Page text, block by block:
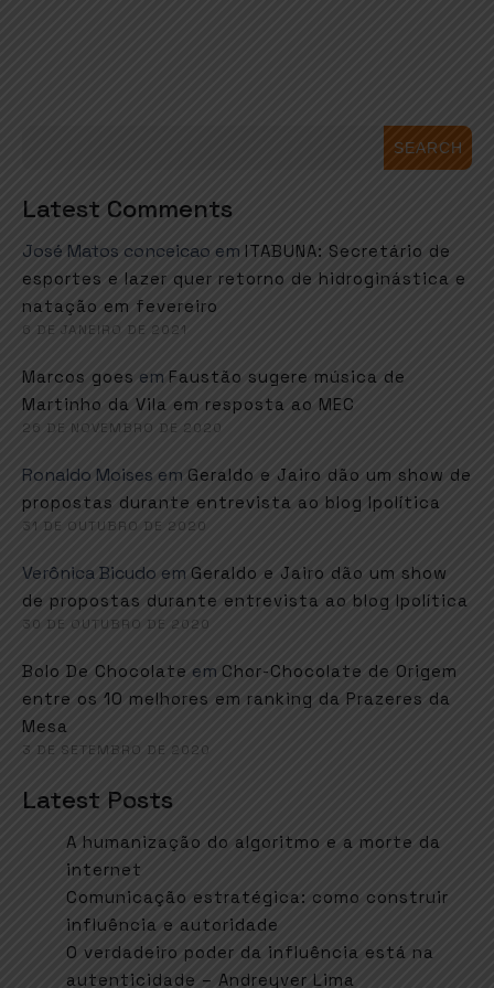
SEARCH
Latest Comments
José Matos conceicao em ITABUNA: Secretário de
esportes e lazer quer retorno de hidroginástica e
natação em fevereiro
6 DE JANEIRO DE 2021
Marcos goes em Faustão sugere música de
Martinho da Vila em resposta ao MEC
26 DE NOVEMBRO DE 2020
Ronaldo Moises em Geraldo e Jairo dão um show de
propostas durante entrevista ao blog Ipolítica
31 DE OUTUBRO DE 2020
Verônica Bicudo em Geraldo e Jairo dão um show
de propostas durante entrevista ao blog Ipolítica
30 DE OUTUBRO DE 2020
Bolo De Chocolate em Chor-Chocolate de Origem
entre os 10 melhores em ranking da Prazeres da
Mesa
3 DE SETEMBRO DE 2020
Latest Posts
A humanização do algoritmo e a morte da
internet
Comunicação estratégica: como construir
influência e autoridade
O verdadeiro poder da influência está na
autenticidade – Andreyver Lima